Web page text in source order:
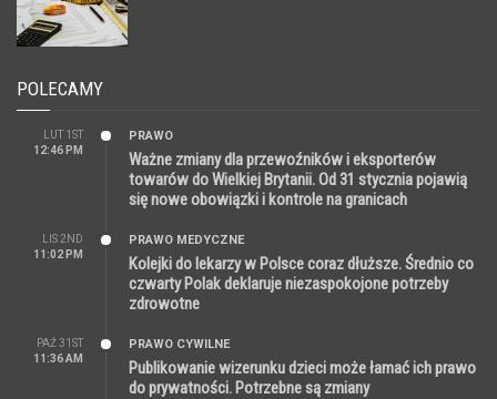
POLECAMY
LUT 1ST
12:46 PM
PRAWO
Ważne zmiany dla przewoźników i eksporterów
towarów do Wielkiej Brytanii. Od 31 stycznia pojawią
się nowe obowiązki i kontrole na granicach
LIS 2ND
11:02 PM
PRAWO MEDYCZNE
Kolejki do lekarzy w Polsce coraz dłuższe. Średnio co
czwarty Polak deklaruje niezaspokojone potrzeby
zdrowotne
PAŹ 31ST
11:36 AM
PRAWO CYWILNE
Publikowanie wizerunku dzieci może łamać ich prawo
do prywatności. Potrzebne są zmiany